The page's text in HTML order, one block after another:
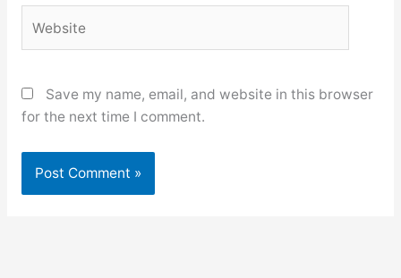
Save my name, email, and website in this browser
for the next time I comment.